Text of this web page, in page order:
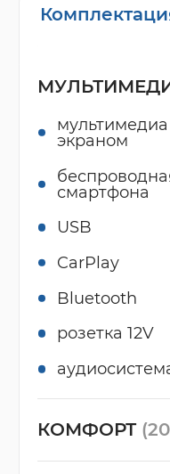
экраном
смартфона
USB
CarPlay
Bluetooth
розетка 12V
КОМФОРТ